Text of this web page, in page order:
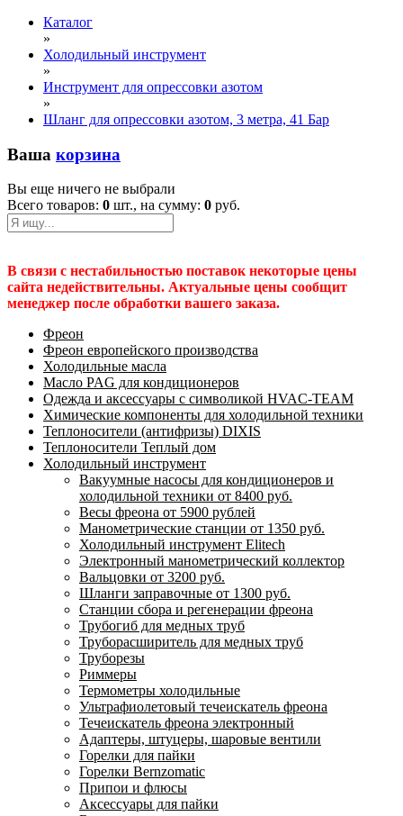
Каталог
»
Холодильный инструмент
»
Инструмент для опрессовки азотом
»
Шланг для опрессовки азотом, 3 метра, 41 Бар
Ваша корзина
Вы еще ничего не выбрали
Всего товаров: 0 шт., на сумму: 0 руб.
В связи с нестабильностью поставок некоторые цены
сайта недействительны. Актуальные цены сообщит
менеджер после обработки вашего заказа.
Фреон
Фреон европейского производства
Холодильные масла
Масло PAG для кондиционеров
Одежда и аксессуары с символикой HVAC-TEAM
Химические компоненты для холодильной техники
Теплоносители (антифризы) DIXIS
Теплоносители Теплый дом
Холодильный инструмент
Вакуумные насосы для кондиционеров и
холодильной техники от 8400 руб.
Весы фреона от 5900 рублей
Манометрические станции от 1350 руб.
Холодильный инструмент Elitech
Электронный манометрический коллектор
Вальцовки от 3200 руб.
Шланги заправочные от 1300 руб.
Станции сбора и регенерации фреона
Трубогиб для медных труб
Труборасширитель для медных труб
Труборезы
Риммеры
Термометры холодильные
Ультрафиолетовый течеискатель фреона
Течеискатель фреона электронный
Адаптеры, штуцеры, шаровые вентили
Горелки для пайки
Горелки Bernzomatic
Припои и флюсы
Аксессуары для пайки